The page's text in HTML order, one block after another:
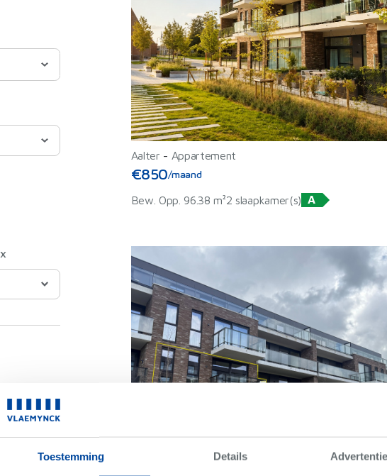
Toestemming Details
je
Aalter - Appartement
€850/maand
Bew. Opp. 96.38 m²2 slaapkamer(s) A